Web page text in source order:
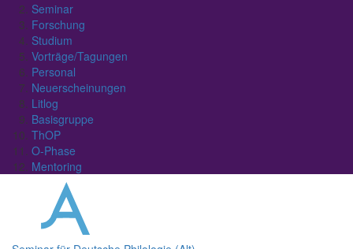
Seminar
Forschung
Studium
Vorträge/Tagungen
Personal
Neuerscheinungen
Litlog
Basisgruppe
ThOP
O-Phase
Mentoring